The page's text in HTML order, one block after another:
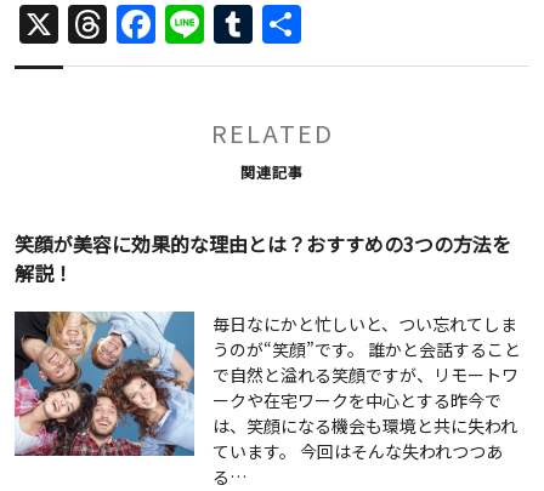
X Threads
Facebook
LineTumblr
有
RELATED
関連記事
笑顔が美容に効果的な理由とは？おすすめの3つの方法を
解説！
毎日なにかと忙しいと、つい忘れてしま
うのが“笑顔”です。 誰かと会話すること
で自然と溢れる笑顔ですが、リモートワ
ークや在宅ワークを中心とする昨今で
は、笑顔になる機会も環境と共に失われ
ています。 今回はそんな失われつつあ
る…